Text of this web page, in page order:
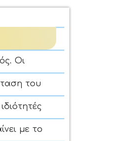
Οι
του
με το